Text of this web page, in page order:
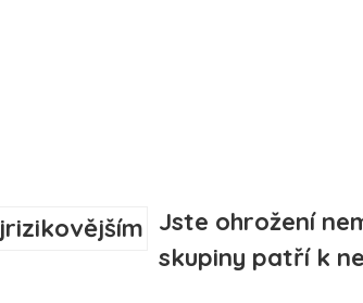
Jste ohrožení
skupiny patří k